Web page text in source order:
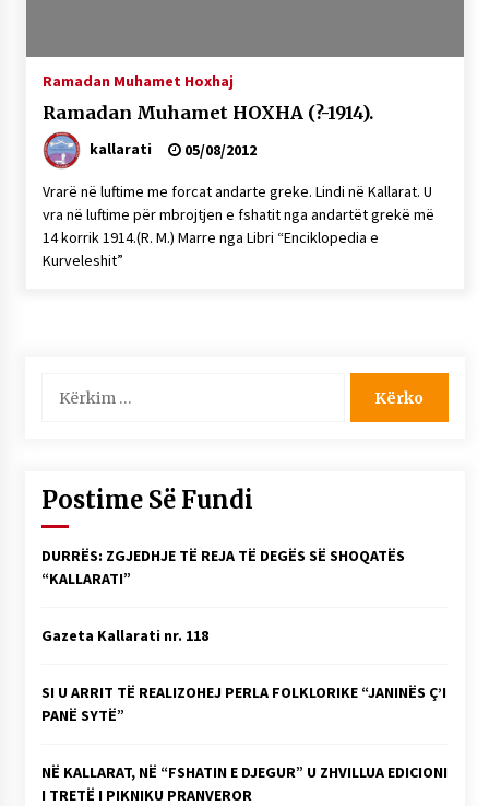
PRANVEROR
26/05/2026
03/05/2026
Gazeta Kallarati nr. 116
28/01/2026
Mbi kockat e martirëve ngrihet Atdheu
Faksimilet e një 83 vjetori lufte: Çfarë shkruan
KALLARATI NË AKSIONET KOMBËTARE PËR
RINDËRTIMIN E VENDIT – NGA ÇIZE XHAFERAJ
22/09/2025
Gazeta Kallarati nr. 114
06/02/2025
Ramadan Muhamet Hoxhaj
Ramadan Muhamet HOXHA (?-1914).
kallarati 05/08/2012
Vrarë në luftime me forcat andarte greke. Lindi në Kallarat. U
vra në luftime për mbrojtjen e fshatit nga andartët grekë më
14 korrik 1914.(R. M.) Marre nga Libri “Enciklopedia e
Kurveleshit”
për:
Postime Së Fundi
DURRËS: ZGJEDHJE TË REJA TË DEGËS SË SHOQATËS
“KALLARATI”
Gazeta Kallarati nr. 118
SI U ARRIT TË REALIZOHEJ PERLA FOLKLORIKE “JANINËS Ç’I
PANË SYTË”
NË KALLARAT, NË “FSHATIN E DJEGUR” U ZHVILLUA EDICIONI
I TRETË I PIKNIKU PRANVEROR